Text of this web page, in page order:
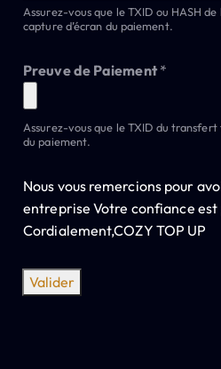
N
:
e
m
i
l
Assurez-vous que le TXID ou HASH
capture d’écran du paiement.
Preuve de Paiement*
Assurez-vous que le TXID du
du paiement.
Nous vous remercions pour
entreprise Votre confiance est
Cordialement,COZY TOP UP
Valider